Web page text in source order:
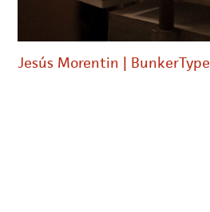
Jesús Morentin | BunkerType